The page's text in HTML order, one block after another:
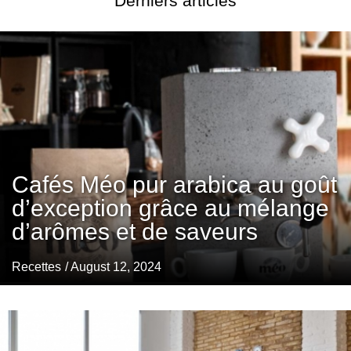
Cafés Méo pur arabica au goût
d’exception grâce au mélange
d’arômes et de saveurs
Recettes / August 12, 2024